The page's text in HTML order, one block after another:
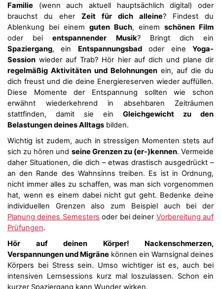
Familie (wenn auch aktuell hauptsächlich digital) oder
brauchst du eher Zeit für dich alleine? Findest du
Ablenkung bei einem guten Buch, einem schönen Film
oder beientspannender Musik? Bringt dich ein
Spaziergang, ein Entspannungsbadoder eineYoga-
Session wieder auf Trab? Hör hier auf dich und plane dir
regelmäßig Aktivitäten und Belohnungen ein, auf die du
dich freust und die deine Energiereserven wieder auffüllen.
Diese Momente der Entspannung sollten wie schon
erwähnt wiederkehrend in absehbaren Zeiträumen
stattfinden, damit sie ein Gleichgewicht zu den
Belastungen deines Alltags bilden.
Wichtig ist zudem, auch in stressigen Momenten stets auf
sich zu hören und seine Grenzen zu (er-)kennen. Vermeide
daher Situationen, die dich – etwas drastisch ausgedrückt –
an den Rande des Wahnsinns treiben. Es ist in Ordnung,
nicht immer alles zu schaffen, was man sich vorgenommen
hat, wenn es einem dabei nicht gut geht. Bedenke deine
individuellen Grenzen also zum Beispiel auch bei der
Planung deines Semesters oder bei deiner Vorbereitung auf
Prüfungen.
Hör auf deinen Körper! Nackenschmerzen,
Verspannungen und Migräne können ein Warnsignal deines
Körpers bei Stress sein. Umso wichtiger ist es, auch bei
intensiven Lernsessions kurz mal loszulassen. Schon ein
kurzer Spaziergang kann Wunder wirken.